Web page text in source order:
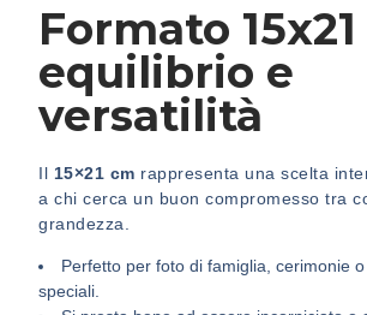
Formato
equilibrio e
versatilità
Il 15×21 cm rappresenta una scelta
a chi cerca un buon compromesso tra
grandezza.
Perfetto per foto di famiglia, cerimonie
speciali.